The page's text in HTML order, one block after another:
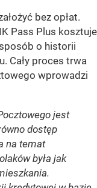
bez opłat.
Pass Plus kosztuje
o historii
Cały proces trwa
wprowadzi
jest
dostęp
na temat
była jak